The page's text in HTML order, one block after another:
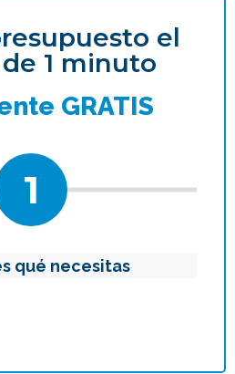
el
1 minuto
GRATIS
1
qué necesitas